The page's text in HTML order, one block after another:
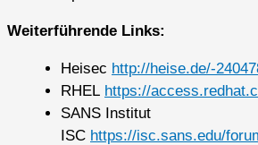
Weiterführende Links:
Heisec http://heise.de/-
RHEL https://
SANS Institut
ISC https://isc.sans.edu/